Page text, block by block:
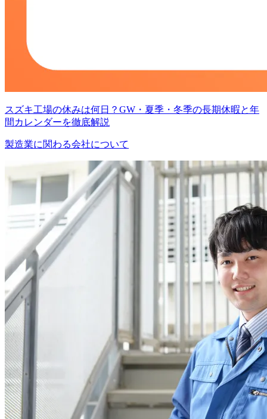
スズキ工場の休みは何日？GW・夏季・冬季の長期休暇と年
間カレンダーを徹底解説
製造業に関わる会社について